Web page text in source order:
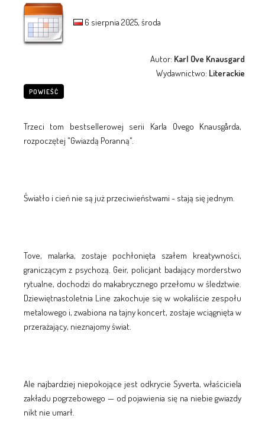
6 sierpnia 2025, środa
Autor: Karl Ove Knausgard
Wydawnictwo: Literackie
POWIEŚĆ
Trzeci tom bestsellerowej serii Karla Ovego Knausgårda,
rozpoczętej "Gwiazdą Poranną".
Światło i cień nie są już przeciwieństwami - stają się jednym.
Tove, malarka, zostaje pochłonięta szałem kreatywności,
graniczącym z psychozą. Geir, policjant badający morderstwo
rytualne, dochodzi do makabrycznego przełomu w śledztwie.
Dziewiętnastoletnia Line zakochuje się w wokaliście zespołu
metalowego i, zwabiona na tajny koncert, zostaje wciągnięta w
przerażający, nieznajomy świat.
Ale najbardziej niepokojące jest odkrycie Syverta, właściciela
zakładu pogrzebowego — od pojawienia się na niebie gwiazdy
nikt nie umarł.